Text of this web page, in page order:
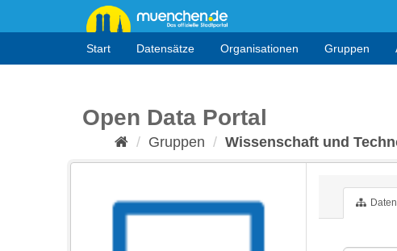
Start Datensätze Organisationen Gruppen
Open Data Portal
Gruppen Wissenschaft und